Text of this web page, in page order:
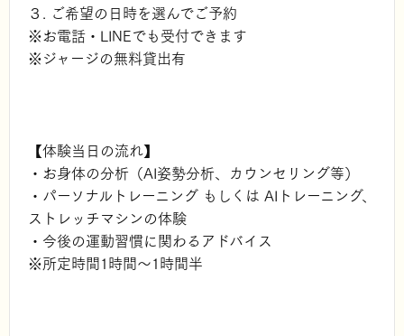
３. ご希望の日時を選んでご予約
※お電話・LINEでも受付できます
※ジャージの無料貸出有
【体験当日の流れ】
・お身体の分析（AI姿勢分析、カウンセリング等）
・パーソナルトレーニング もしくは AIトレーニング、
ストレッチマシンの体験
・今後の運動習慣に関わるアドバイス
※所定時間1時間～1時間半